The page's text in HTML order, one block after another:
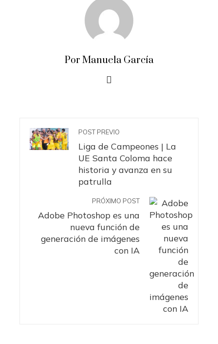
Por Manuela García
POST PREVIO
Liga de Campeones | La
UE Santa Coloma hace
historia y avanza en su
patrulla
PRÓXIMO POST
Adobe Photoshop es una
nueva función de
generación de imágenes
con IA